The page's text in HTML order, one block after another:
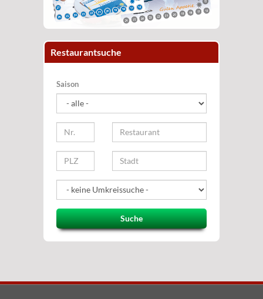
Restaurantsuche
Saison
Suche